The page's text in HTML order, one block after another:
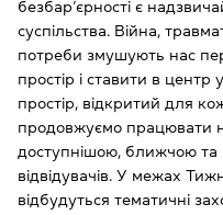
безбар’єрності є
суспільства. Війна,
потреби змушують нас
простір і ставити в
простір, відкритий для
продовжуємо працювати
доступнішою, ближчою та
відвідувачів. У межах
відбудуться тематичні